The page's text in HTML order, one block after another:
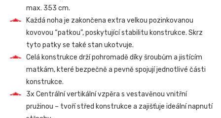
max. 353 cm.
Každá noha je zakončena extra velkou pozinkovanou
kovovou “patkou”, poskytující stabilitu konstrukce. Skrz
tyto patky se také stan ukotvuje.
Celá konstrukce drží pohromadě díky šroubům a jistícím
matkám, které bezpečně a pevně spojují jednotlivé části
konstrukce.
3x Centrální vertikální vzpěra s vestavěnou vnitřní
pružinou – tvoří střed konstrukce a zajišťuje ideální napnutí